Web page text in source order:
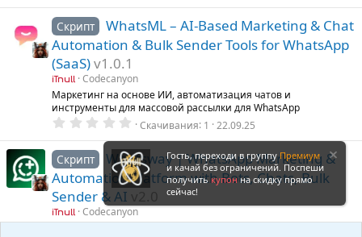
0
0
з
в
д
Скрипт
WhatsML – AI-Based Marketing & Chat
Automation & Bulk Sender Tools for WhatsApp
(SaaS)v1.0.1
iTnull
Codecanyon
Маркетинг на основе ИИ, автоматизация чатов и
инструменты для массовой рассылки для WhatsApp
0
0
0
з
в
ё
з
д
Скачивания 1 22.09.25
Скрипт
Whatsway | WhatsApp Marketing &
Automation Platform with Bots, Chats, Bulk
Sender & AI v2.0
iTnull
Codecanyon
Гость, переходи в группуПремиум
и качай без ограничений. Поспеши
получить купонна скидку прямо
сейчас!